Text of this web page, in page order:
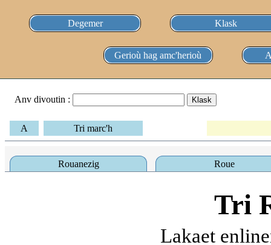
Degemer Klask
Gerioù hag amc'herioù
Anv divoutin :
A Tri marc'h
Rouanezig Roue
Tri
Lakaet